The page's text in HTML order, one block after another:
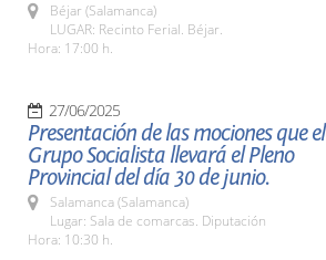
Béjar (Salamanca)
LUGAR: Recinto Ferial. Béjar.
Hora: 17:00 h.
27/06/2025
Presentación de las mociones que el
Grupo Socialista llevará el Pleno
Provincial del día 30 de junio.
Salamanca (Salamanca)
Lugar: Sala de comarcas. Diputación
Hora: 10:30 h.